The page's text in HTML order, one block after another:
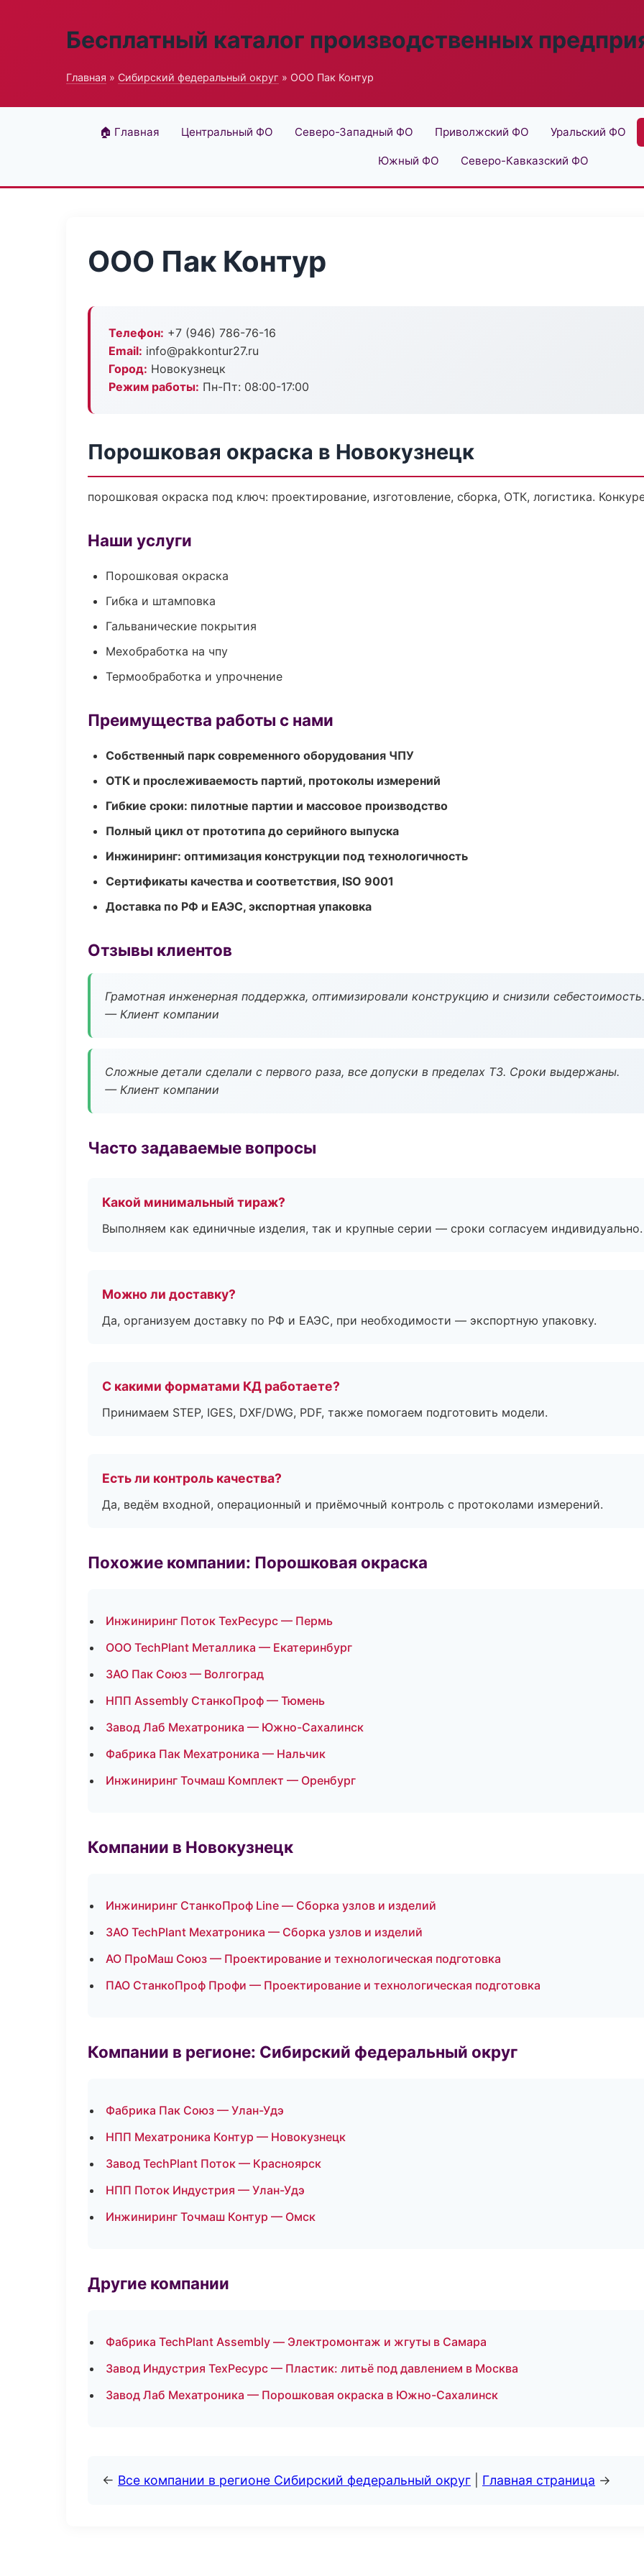
Бесплатный каталог производственных
Главная » Сибирский федеральный округ » ООО Пак Контур
🏠 Главная Центральный ФО Северо-Западный ФО Приволжский ФО Уральский ФО
Южный ФО Северо-Кавказский ФО
ООО Пак Контур
Телефон: +7 (946) 786-76-16
Email: info@pakkontur27.ru
Город: Новокузнецк
Режим работы: Пн-Пт: 08:00-17:00
Порошковая окраска в Новокузнецк
порошковая окраска под ключ: проектирование, изготовление, сборка, ОТК, логистика.
Наши услуги
Порошковая окраска
Гибка и штамповка
Гальванические покрытия
Мехобработка на чпу
Термообработка и упрочнение
Преимущества работы с нами
Собственный парк современного оборудования ЧПУ
ОТК и прослеживаемость партий, протоколы измерений
Гибкие сроки: пилотные партии и массовое производство
Полный цикл от прототипа до серийного выпуска
Инжиниринг: оптимизация конструкции под технологичность
Сертификаты качества и соответствия, ISO 9001
Доставка по РФ и ЕАЭС, экспортная упаковка
Отзывы клиентов
Грамотная инженерная поддержка, оптимизировали конструкцию и снизили себестоимость.
— Клиент компании
Сложные детали сделали с первого раза, все допуски в пределах ТЗ. Сроки выдержаны.
— Клиент компании
Часто задаваемые вопросы
Какой минимальный тираж?
Выполняем как единичные изделия, так и крупные серии — сроки согласуем индивидуально.
Можно ли доставку?
Да, организуем доставку по РФ и ЕАЭС, при необходимости — экспортную упаковку.
С какими форматами КД работаете?
Принимаем STEP, IGES, DXF/DWG, PDF, также помогаем подготовить модели.
Есть ли контроль качества?
Да, ведём входной, операционный и приёмочный контроль с протоколами измерений.
Похожие компании: Порошковая окраска
Инжиниринг Поток ТехРесурс — Пермь
ООО TechPlant Металлика — Екатеринбург
ЗАО Пак Союз — Волгоград
НПП Assembly СтанкоПроф — Тюмень
Завод Лаб Мехатроника — Южно-Сахалинск
Фабрика Пак Мехатроника — Нальчик
Инжиниринг Точмаш Комплект — Оренбург
Компании в Новокузнецк
Инжиниринг СтанкоПроф Line — Сборка узлов и изделий
ЗАО TechPlant Мехатроника — Сборка узлов и изделий
АО ПроМаш Союз — Проектирование и технологическая подготовка
ПАО СтанкоПроф Профи — Проектирование и технологическая подготовка
Компании в регионе: Сибирский федеральный округ
Фабрика Пак Союз — Улан-Удэ
НПП Мехатроника Контур — Новокузнецк
Завод TechPlant Поток — Красноярск
НПП Поток Индустрия — Улан-Удэ
Инжиниринг Точмаш Контур — Омск
Другие компании
Фабрика TechPlant Assembly — Электромонтаж и жгуты в Самара
Завод Индустрия ТехРесурс — Пластик: литьё под давлением в Москва
Завод Лаб Мехатроника — Порошковая окраска в Южно-Сахалинск
← Все компании в регионе Сибирский федеральный округ Главная страница →